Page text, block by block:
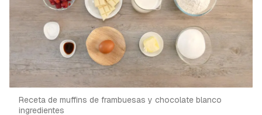
Receta de muffins de frambuesas y chocolate blanco
ingredientes